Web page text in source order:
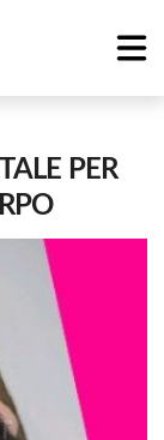
PER